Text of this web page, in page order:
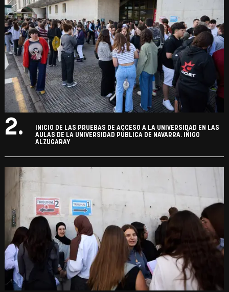
2.
INICIO DE LAS PRUEBAS DE ACCESO A LA UNIVERSIDAD EN LAS
AULAS DE LA UNIVERSIDAD PÚBLICA DE NAVARRA. IÑIGO
ALZUGARAY